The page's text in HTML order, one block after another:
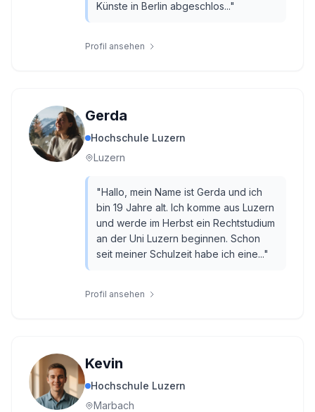
Künste in Berlin abgeschlos..."
Profil ansehen
Gerda
Hochschule Luzern
Luzern
"Hallo, mein Name ist Gerda und ich
bin 19 Jahre alt. Ich komme aus Luzern
und werde im Herbst ein Rechtstudium
an der Uni Luzern beginnen. Schon
seit meiner Schulzeit habe ich eine..."
Profil ansehen
Kevin
Hochschule Luzern
Marbach